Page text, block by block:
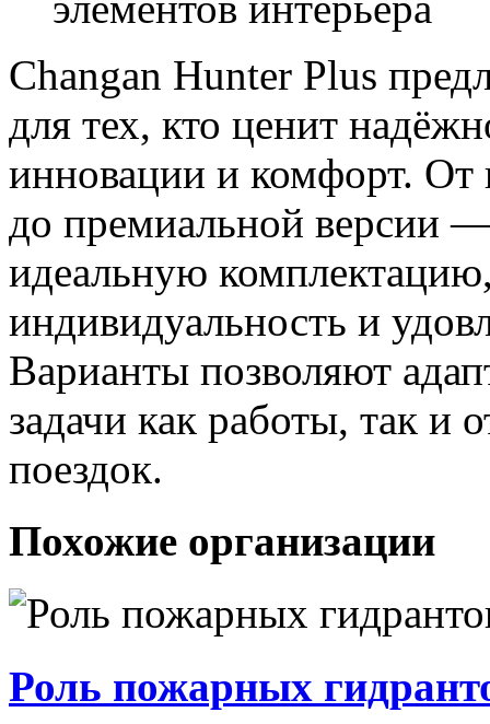
Changan Hunter Plus
для тех, кто ценит
инновации и комфорт. От
до премиальной версии
идеальную
индивидуальность и
Варианты позволяют
задачи как работы, так и
поездок.
Похожие организации
Роль пожарных